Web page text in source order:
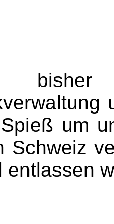
bisher
um
Schweiz
entlassen